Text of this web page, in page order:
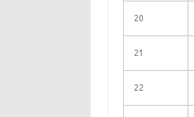
20
21
22